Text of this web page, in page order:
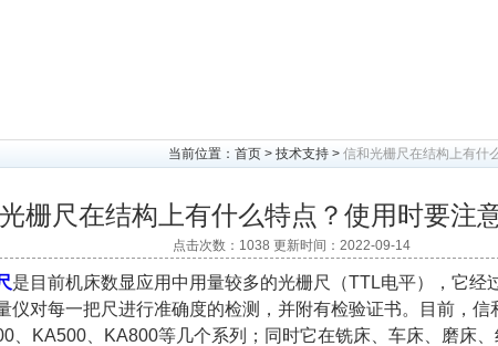
当前位置： 首页 > 技术支持 > 信和光栅尺在结构上有什
栅尺在结构上有什么特点？使用时要注
点击次数：1038 更新时间：2022-09-14
是目前机床数显应用中用量较多的光栅尺（TTL电平），它经
仪对每一把尺进行准确度的检测，并附有检验证书。目前，信
、KA500、KA800等几个系列；同时它在铣床、车床、磨床、